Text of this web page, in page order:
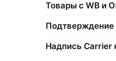
Товары с WB и
Надпись Carrier